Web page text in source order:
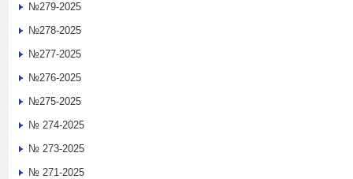
№279-2025
№278-2025
№277-2025
№276-2025
№275-2025
№ 274-2025
№ 273-2025
№ 271-2025